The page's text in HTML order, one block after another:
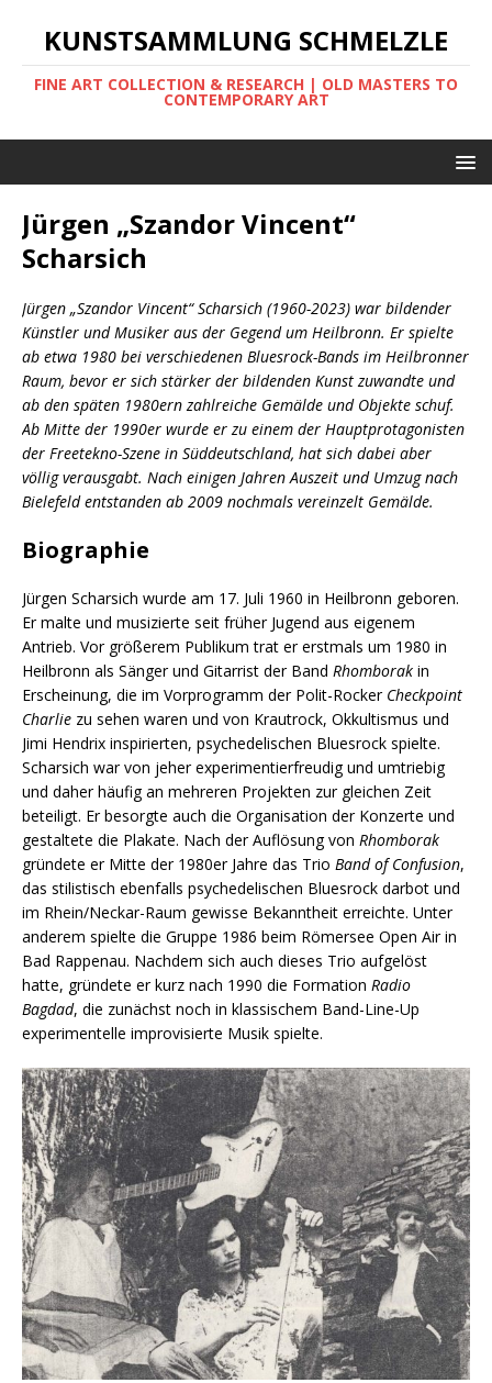
KUNSTSAMMLUNG SCHMELZLE
FINE ART COLLECTION & RESEARCH | OLD MASTERS TO
CONTEMPORARY ART
Jürgen „Szandor Vincent“
Scharsich
Jürgen „Szandor Vincent“ Scharsich (1960-2023) war bildender
Künstler und Musiker aus der Gegend um Heilbronn. Er spielte
ab etwa 1980 bei verschiedenen Bluesrock-Bands im Heilbronner
Raum, bevor er sich stärker der bildenden Kunst zuwandte und
ab den späten 1980ern zahlreiche Gemälde und Objekte schuf.
Ab Mitte der 1990er wurde er zu einem der Hauptprotagonisten
der Freetekno-Szene in Süddeutschland, hat sich dabei aber
völlig verausgabt. Nach einigen Jahren Auszeit und Umzug nach
Bielefeld entstanden ab 2009 nochmals vereinzelt Gemälde.
Biographie
Jürgen Scharsich wurde am 17. Juli 1960 in Heilbronn geboren.
Er malte und musizierte seit früher Jugend aus eigenem
Antrieb. Vor größerem Publikum trat er erstmals um 1980 in
Heilbronn als Sänger und Gitarrist der Band Rhomborak in
Erscheinung, die im Vorprogramm der Polit-Rocker Checkpoint
Charlie zu sehen waren und von Krautrock, Okkultismus und
Jimi Hendrix inspirierten, psychedelischen Bluesrock spielte.
Scharsich war von jeher experimentierfreudig und umtriebig
und daher häufig an mehreren Projekten zur gleichen Zeit
beteiligt. Er besorgte auch die Organisation der Konzerte und
gestaltete die Plakate. Nach der Auflösung von Rhomborak
gründete er Mitte der 1980er Jahre das Trio Band of Confusion,
das stilistisch ebenfalls psychedelischen Bluesrock darbot und
im Rhein/Neckar-Raum gewisse Bekanntheit erreichte. Unter
anderem spielte die Gruppe 1986 beim Römersee Open Air in
Bad Rappenau. Nachdem sich auch dieses Trio aufgelöst
hatte, gründete er kurz nach 1990 die Formation Radio
Bagdad, die zunächst noch in klassischem Band-Line-Up
experimentelle improvisierte Musik spielte.